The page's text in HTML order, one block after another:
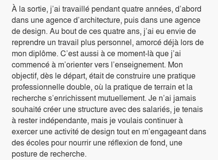
À la sortie, j’ai travaillé pendant quatre années, d’abord
dans une agence d’architecture, puis dans une agence
de design. Au bout de ces quatre ans, j’ai eu envie de
reprendre un travail plus personnel, amorcé déjà lors de
mon diplôme. C’est aussi à ce moment-là que j’ai
commencé à m’orienter vers l’enseignement. Mon
objectif, dès le départ, était de construire une pratique
professionnelle double, où la pratique de terrain et la
recherche s’enrichissent mutuellement. Je n’ai jamais
souhaité créer une structure avec des salariés, je tenais
à rester indépendante, mais je voulais continuer à
exercer une activité de design tout en m’engageant dans
des écoles pour nourrir une réflexion de fond, une
posture de recherche.